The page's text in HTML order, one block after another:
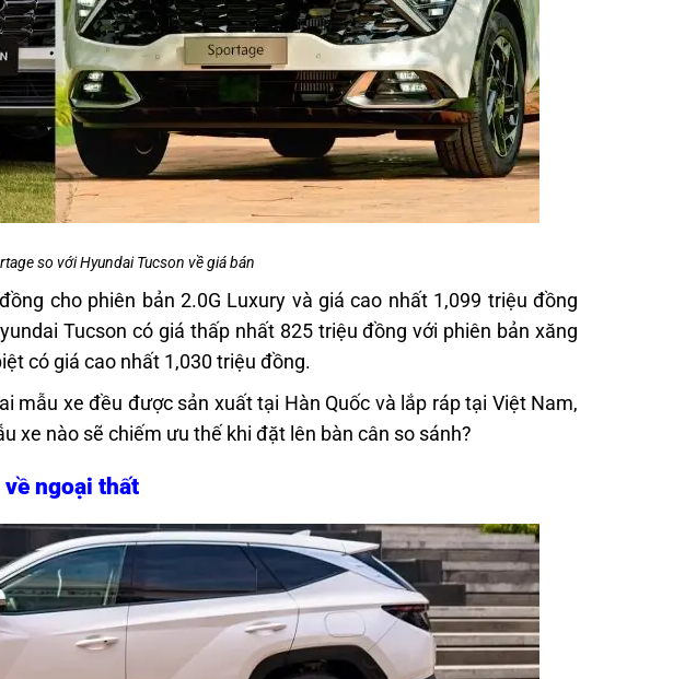
so với Hyundai Tucson về giá bán
cho phiên bản 2.0G Luxury và giá cao nhất 1,099 triệu đồng
Tucson có giá thấp nhất 825 triệu đồng với phiên bản xăng
có giá cao nhất 1,030 triệu đồng.
mẫu xe đều được sản xuất tại Hàn Quốc và lắp ráp tại Việt Nam,
xe nào sẽ chiếm ưu thế khi đặt lên bàn cân so sánh?
ngoại thất